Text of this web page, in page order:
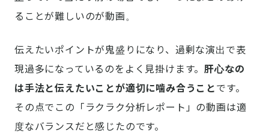
ることが難しいのが動画。
伝えたいポイントが鬼盛りになり、過剰な演出で表
現過多になっているのをよく見掛けます。肝心なの
は手法と伝えたいことが適切に噛み合うこと です。
その点でこの「ラクラク分析レポート」の動画は適
度なバランスだと感じたのです。